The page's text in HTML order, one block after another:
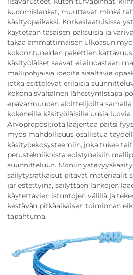
kudomislankat, muuttavat minkä
käsityöpaikaksi. Korkealaatuisissa
käytetään tasaisen paksuisia ja
takaa ammattimaisen ulkoasun
kokoontuneiden pakettien
käsityöläiset saavat ei ainoastaan
mallipohjaisia ideoita sisältäviä
jotka esittelevät erilaisia
kokonaisvaltainen lähestymistapa
epävarmuuden aloittelijoilta samalla
kokeneille käsityöläisille uusia luovia
Arvopropositiota laajentaa paitsi
myös mahdollisuus osallistua
käsityöekosysteemiin, joka tukee
perustekniikoista edistyneisiin
suunnitteluun. Moniin
säilytysratkaisut pitävät materiaalit
järjestettyinä, säilyttäen lankojen
käytettävien istuntojen välillä ja
kestävän pitkäaikaisen toiminnan
tapahtuma.